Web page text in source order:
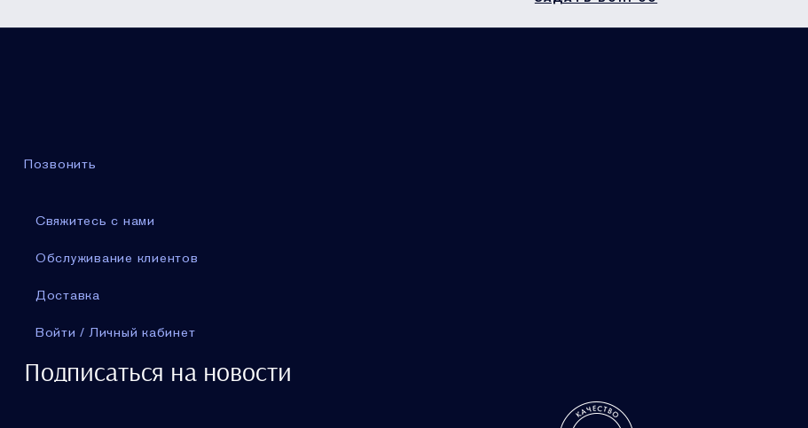
Позвонить
Свяжитесь с нами
Обслуживание клиентов
Доставка
Войти / Личный кабинет
Подписаться на новости